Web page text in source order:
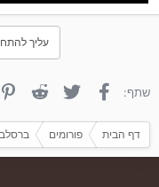
עליך
שתף: פייסבוק טוויטר Reddit
דף הבית פורומים ברסלב